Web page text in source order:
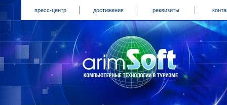
пресс-центр достижения реквизиты